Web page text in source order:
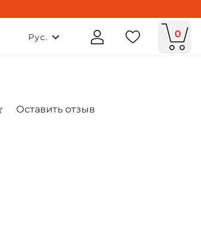
Рус. 0
Оставить отзыв